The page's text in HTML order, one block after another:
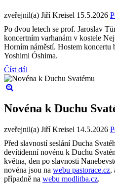
zveřejnil(a) Jiří Kreisel 15.5.2026
Po dvou letech se prof. Jaroslav
koncertním varhanám v kostele
Horním náměstí. Hostem koncertu
Yoshimi Óshima.
Číst dál
Novéna k Duchu
zveřejnil(a) Jiří Kreisel 14.5.2026
Před slavností seslání Ducha
devítidenní novénu k Duchu
května, den po slavnosti
novéna jsou na webu pastorace.cz,
případně na webu modlitba.cz.